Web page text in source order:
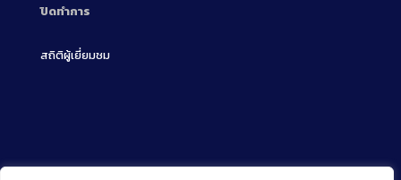
ปิดทำการ
สถิติผู้เยี่ยมชม